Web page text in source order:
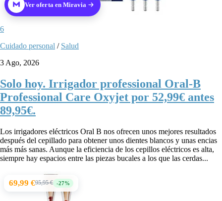
Ver oferta en Miravia
6
Cuidado personal / Salud
3 Ago, 2026
Solo hoy. Irrigador professional Oral-B
Professional Care Oxyjet por 52,99€ antes
89,95€.
Los irrigadores eléctricos Oral B nos ofrecen unos mejores resultados
después del cepillado para obtener unos dientes blancos y unas encias
más más sanas. Aunque la eficiencia de los cepillos eléctricos es alta,
siempre hay espacios entre las piezas bucales a los que las cerdas...
69,99 €95,95 € -27%